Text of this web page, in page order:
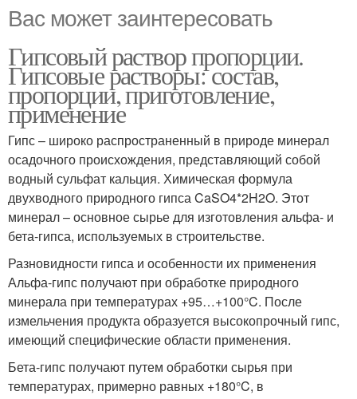
Вас может заинтересовать
Гипсовый раствор пропорции.
Гипсовые растворы: состав,
пропорции, приготовление,
применение
Гипс – широко распространенный в природе минерал
осадочного происхождения, представляющий собой
водный сульфат кальция. Химическая формула
двухводного природного гипса CaSO4*2H2O. Этот
минерал – основное сырье для изготовления альфа- и
бета-гипса, используемых в строительстве.
Разновидности гипса и особенности их применения
Альфа-гипс получают при обработке природного
минерала при температурах +95…+100°C. После
измельчения продукта образуется высокопрочный гипс,
имеющий специфические области применения.
Бета-гипс получают путем обработки сырья при
температурах, примерно равных +180°C, в